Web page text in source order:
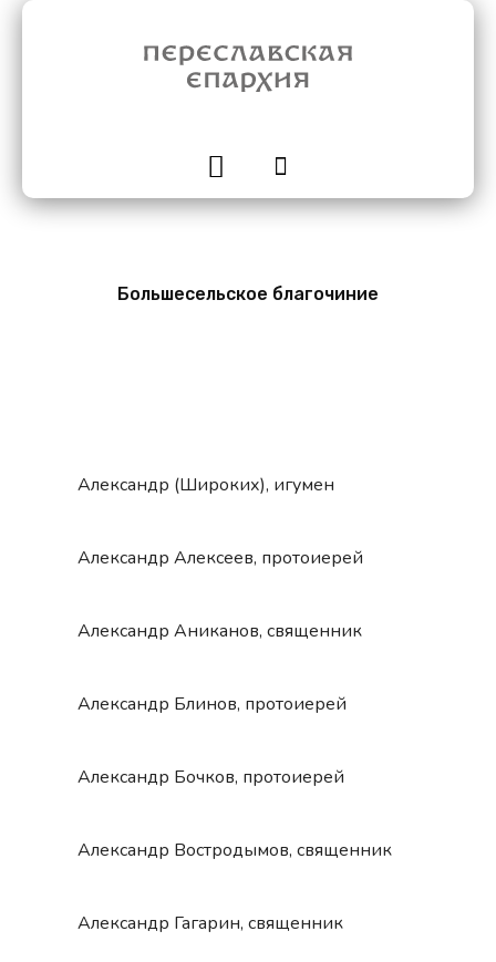
Большесельское благочиние
Александр (Широких), игумен
Александр Алексеев, протоиерей
Александр Аниканов, священник
Александр Блинов, протоиерей
Александр Бочков, протоиерей
Александр Востродымов, священник
Александр Гагарин, священник